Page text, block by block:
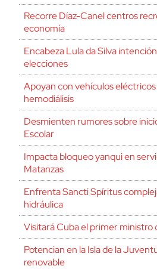
Recorre Díaz-Canel centros
economía
Encabeza Lula da Silva
elecciones
Apoyan con vehículos
hemodiálisis
Desmienten rumores sobre
Escolar
Impacta bloqueo yanqui en
Matanzas
Enfrenta Sancti Spíritus
hidráulica
Visitará Cuba el primer ministro
Potencian en la Isla de la
renovable